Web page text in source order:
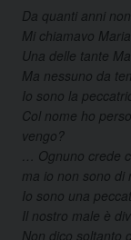
Da quanti anni
Mi chiamavo
Una delle tante
Ma nessuno da
Io sono la
Col nome ho
vengo?
… Ognuno crede
ma io non sono di
Io sono una
Il nostro male è
Non dico soltanto